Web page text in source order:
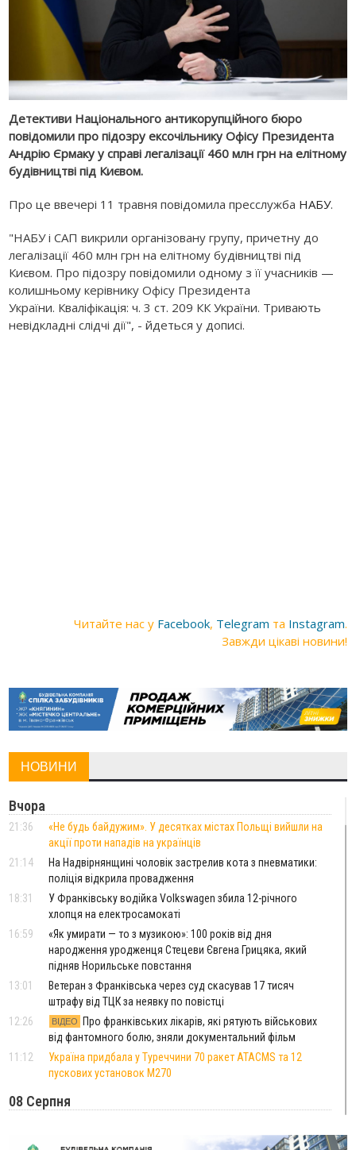
Детективи Національного антикорупційного бюро
повідомили про підозру ексочільнику Офісу Президента
Андрію Єрмаку у справі легалізації 460 млн грн на елітному
будівництві під Києвом.
Про це ввечері 11 травня повідомила пресслужба НАБУ.
"НАБУ і САП викрили організовану групу, причетну до
легалізації 460 млн грн на елітному будівництві під
Києвом. Про підозру повідомили одному з її учасників —
колишньому керівнику Офісу Президента
України. Кваліфікація: ч. 3 ст. 209 КК України. Тривають
невідкладні слідчі дії", - йдеться у дописі.
Читайте нас у Facebook, Telegram та Instagram.
Завжди цікаві новини!
НОВИНИ
Вчора
21:36
«Не будь байдужим». У десятках містах Польщі вийшли на
акції проти нападів на українців
21:14
На Надвірнянщині чоловік застрелив кота з пневматики:
поліція відкрила провадження
18:31
У Франківську водійка Volkswagen збила 12-річного
хлопця на електросамокаті
16:59
«Як умирати — то з музикою»: 100 років від дня
народження уродженця Стецеви Євгена Грицяка, який
підняв Норильське повстання
13:01
Ветеран з Франківська через суд скасував 17 тисяч
штрафу від ТЦК за неявку по повістці
12:26
ВІДЕО
Про франківських лікарів, які рятують військових
від фантомного болю, зняли документальний фільм
11:12
Україна придбала у Туреччини 70 ракет ATACMS та 12
пускових установок M270
08 Серпня